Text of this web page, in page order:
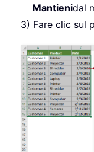
Mantienidal
3) Fare clic sul